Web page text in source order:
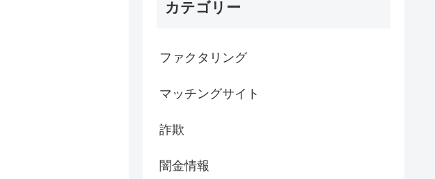
カテゴリー
ファクタリング
マッチングサイト
詐欺
闇金情報